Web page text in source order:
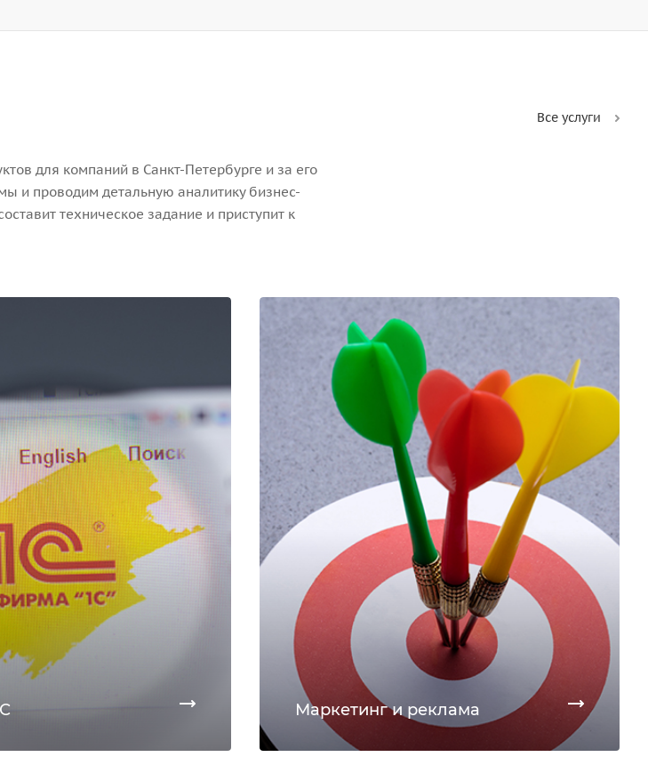
Все услуги
для компаний в Санкт-Петербурге и за его
и проводим детальную аналитику бизнес-
техническое задание и приступит к
Маркетинг и реклама